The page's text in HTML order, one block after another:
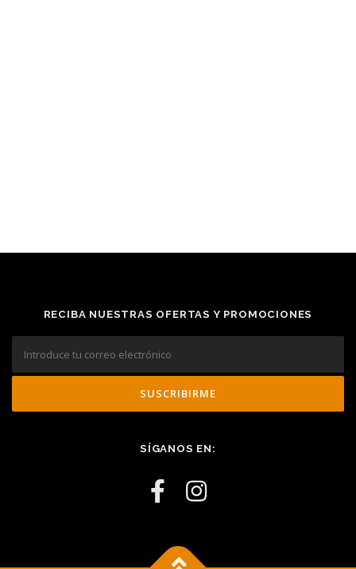
RECIBA NUESTRAS OFERTAS Y PROMOCIONES
SÍGANOS EN: